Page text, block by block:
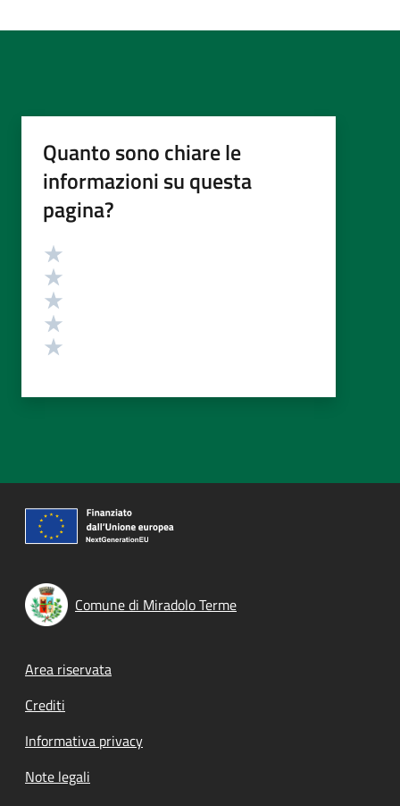
Quanto sono chiare le
informazioni su questa
pagina?
Valutazione
Comune di Miradolo Terme
Footer menu
Area riservata
Crediti
Informativa privacy
Note legali